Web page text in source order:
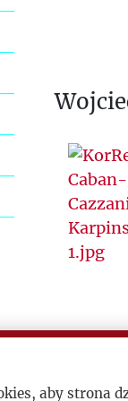
aby strona